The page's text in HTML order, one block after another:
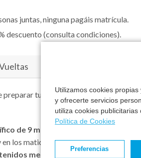
Utilizamos cookies
y ofrecerte servicios
utiliza cookies
Política de Cookies
Preferencias
juntas, ninguna pagáis matrícula.
descuento (consulta condiciones).
tu oposición. Sistema de
de 9 meses o módulos + 1 de
los matices de los conceptos.
mes a mes